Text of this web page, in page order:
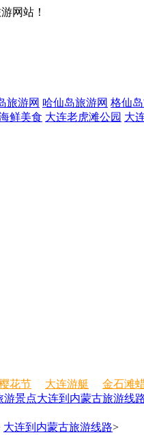
网站！
旅游网 哈仙岛旅游网 格仙
鲜美食 大连老虎滩公园 大
花节 大连游艇 金石滩
游景点大连到内蒙古旅游线
大连到内蒙古旅游线路>